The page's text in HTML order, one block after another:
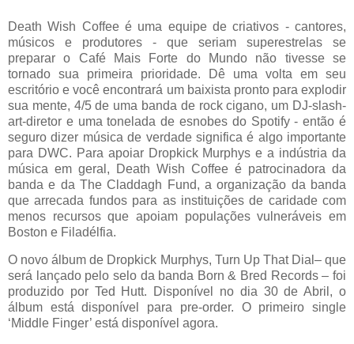
Death Wish Coffee é uma equipe de criativos - cantores,
músicos e produtores - que seriam superestrelas se
preparar o Café Mais Forte do Mundo não tivesse se
tornado sua primeira prioridade. Dê uma volta em seu
escritório e você encontrará um baixista pronto para explodir
sua mente, 4/5 de uma banda de rock cigano, um DJ-slash-
art-diretor e uma tonelada de esnobes do Spotify - então é
seguro dizer música de verdade significa é algo importante
para DWC. Para apoiar Dropkick Murphys e a indústria da
música em geral, Death Wish Coffee é patrocinadora da
banda e da The Claddagh Fund, a organização da banda
que arrecada fundos para as instituições de caridade com
menos recursos que apoiam populações vulneráveis ​​em
Boston e Filadélfia.
O novo álbum de Dropkick Murphys, Turn Up That Dial– que
será lançado pelo selo da banda Born & Bred Records – foi
produzido por Ted Hutt. Disponível no dia 30 de Abril, o
álbum está disponível para pre-order. O primeiro single
‘Middle Finger’ está disponível agora.